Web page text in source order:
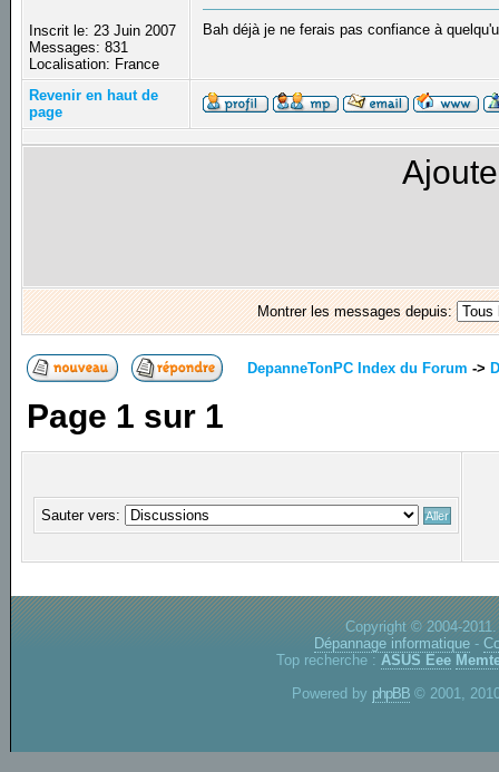
Inscrit le: 23 Juin 2007
Messages: 831
Localisation: France
Bah déjà je ne ferais pas confiance à
Revenir en haut de
page
Montrer les messages depuis:
DepanneTonPC Index du Forum ->
Page 1 sur 1
Sauter vers:
Copyright © 2004-
Dépannage informatique -
Top recherche : ASUS Eee
Powered by phpBB © 2001,